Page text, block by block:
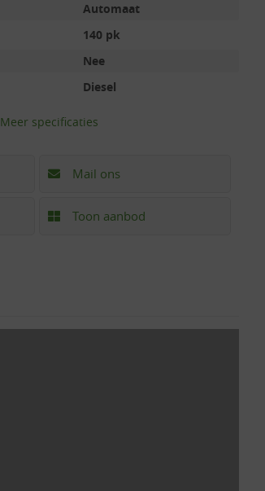
Automaat
140 pk
Nee
Diesel
Meerspecificaties
Mail ons
Toon aanbod